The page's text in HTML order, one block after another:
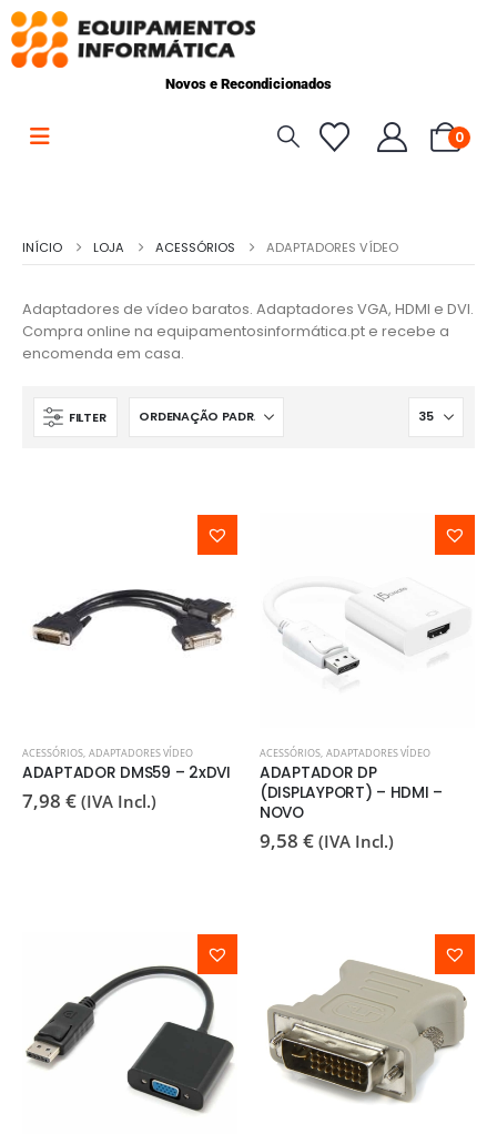
Novos e Recondicionados
0
INÍCIO LOJA ACESSÓRIOS ADAPTADORES VÍDEO
Adaptadores de vídeo baratos. Adaptadores VGA, HDMI e DVI.
Compra online na equipamentosinformática.pt e recebe a
encomenda em casa.
FILTER
ACESSÓRIOS, ADAPTADORES VÍDEO
ADAPTADOR DMS59 – 2xDVI
7,98 € (IVA Incl.)
ACESSÓRIOS, ADAPTADORES VÍDEO
ADAPTADOR DP
(DISPLAYPORT) – HDMI –
NOVO
9,58 € (IVA Incl.)